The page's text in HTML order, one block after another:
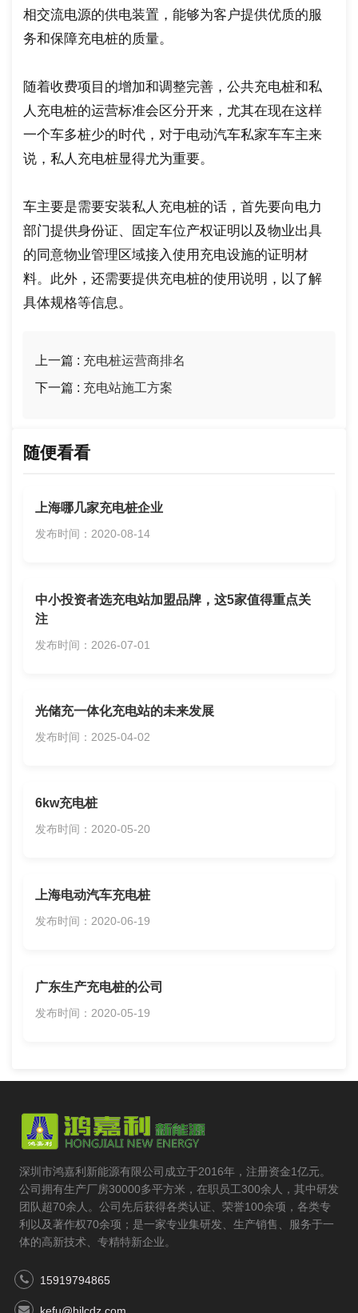
相交流电源的供电装置，能够为客户提供优质的服
务和保障充电桩的质量。
随着收费项目的增加和调整完善，公共充电桩和私
人充电桩的运营标准会区分开来，尤其在现在这样
一个车多桩少的时代，对于电动汽车私家车车主来
说，私人充电桩显得尤为重要。
车主要是需要安装私人充电桩的话，首先要向电力
部门提供身份证、固定车位产权证明以及物业出具
的同意物业管理区域接入使用充电设施的证明材
料。此外，还需要提供充电桩的使用说明，以了解
具体规格等信息。
上一篇 : 充电桩运营商排名
下一篇 : 充电站施工方案
随便看看
上海哪几家充电桩企业
发布时间：2020-08-14
中小投资者选充电站加盟品牌，这5家值得重点关
注
发布时间：2026-07-01
光储充一体化充电站的未来发展
发布时间：2025-04-02
6kw充电桩
发布时间：2020-05-20
上海电动汽车充电桩
发布时间：2020-06-19
广东生产充电桩的公司
发布时间：2020-05-19
深圳市鸿嘉利新能源有限公司成立于2016年，注册资金1亿元。
公司拥有生产厂房30000多平方米，在职员工300余人，其中研发
团队超70余人。公司先后获得各类认证、荣誉100余项，各类专
利以及著作权70余项；是一家专业集研发、生产销售、服务于一
体的高新技术、专精特新企业。
15919794865